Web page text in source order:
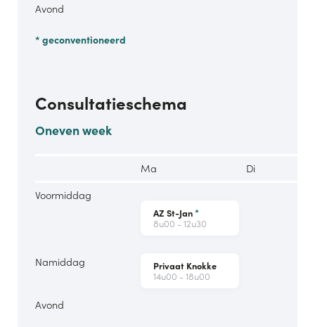
Avond
* geconventioneerd
Consultatieschema
Oneven week
Ma
Di
Voormiddag
AZ St-Jan*
8u00 - 12u30
Namiddag Privaat Knokke
14u00 - 18u00
Avond